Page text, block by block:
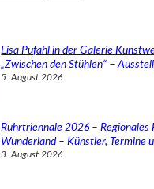
Lisa Pufahl in der Galerie
„Zwischen den Stühlen“ –
5. August 2026
Ruhrtriennale 2026 – Regionales
Wunderland – Künstler, Termine
3. August 2026